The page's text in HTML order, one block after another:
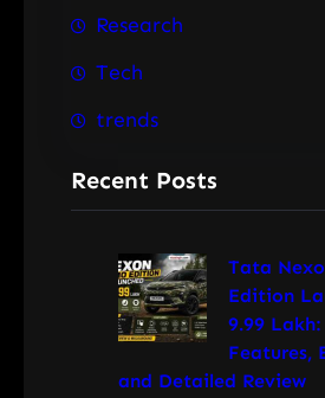
Research
Tech
trends
Recent Posts
Tata
Edition
9.99 Lakh:
Features,
and Detailed Review